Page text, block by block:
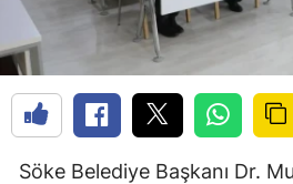
Söke Belediye Başkanı Dr.